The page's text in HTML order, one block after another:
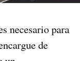
necesario para
de